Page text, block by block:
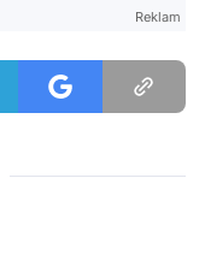
Reklam